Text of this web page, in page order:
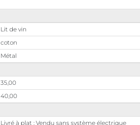
Lit de vin
coton
Métal
35,00
40,00
Livré à plat ; Vendu sans système électrique